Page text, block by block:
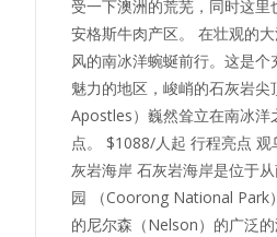
受一下澳洲的荒芜，同时这里
安格斯牛肉产区。 在壮观的
风的南冰洋蜿蜒前行。这是个
魅力的地区，峻峭的石灰岩
Apostles）巍然耸立在南冰洋
点。 $1088/人起 行程亮点
灰岩海岸 石灰岩海岸是位于
园 （Coorong National Park
的尼尔森（Nelson）的广泛的